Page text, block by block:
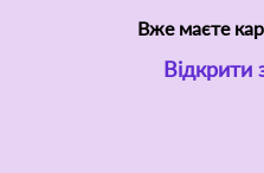
Вже маєте
Відкрити